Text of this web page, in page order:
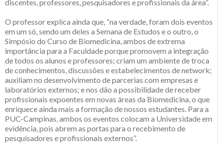
discentes, professores, pesquisadores e profissionais da área”.
O professor explica ainda que, “na verdade, foram dois eventos
em um só, sendo um deles a Semana de Estudos e o outro, o
Simpósio do Curso de Biomedicina, ambos de extrema
importância para a Faculdade porque promovem a integração
de todos os alunos e professores; criam um ambiente de troca
de conhecimentos, discussões e estabelecimentos de network;
auxiliam no desenvolvimento de parcerias com empresas e
laboratórios externos; e nos dão a possibilidade de receber
profissionais expoentes em novas áreas da Biomedicina, o que
enriquece ainda mais a formação de nossos estudantes. Para a
PUC-Campinas, ambos os eventos colocam a Universidade em
evidência, pois abrem as portas para o recebimento de
pesquisadores e profissionais externos”.